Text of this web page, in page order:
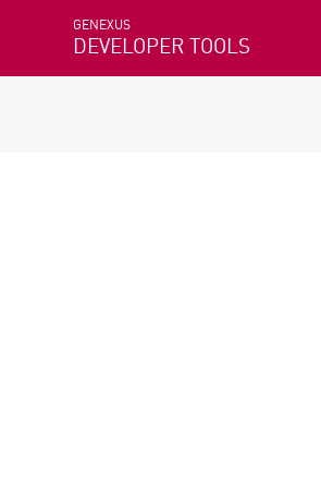
GENEXUS
DEVELOPER TOOLS